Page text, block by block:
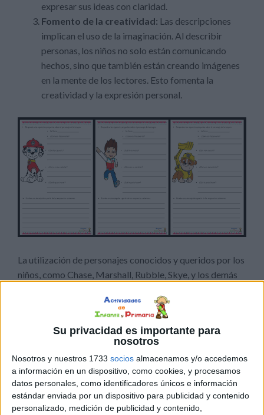
Su privacidad es importante para
nosotros
Nosotros y nuestros 1733 socios almacenamos y/o accedemos
a información en un dispositivo, como cookies, y procesamos
datos personales, como identificadores únicos e información
estándar enviada por un dispositivo para publicidad y contenido
personalizado, medición de publicidad y contenido,
expresar sus ideas con claridad.
Fomento de la creatividad: Las descripciones
implican el uso de la imaginación. Al describir
personas, los niños no solo están comunicando
hechos, sino que también están creando imágenes
en la mente de los lectores. Esto fomenta la
creatividad y la expresión personal.
La utilización de personajes conocidos y queridos por los
niños, como Chase, Marshall, Rubble, Skye, y los demás
inmediato y emocional que puede ayudar en la enseñanza
de habilidades lingüísticas y de comunicación. Los
beneficios de esta conexión incluyen:
1.Motivación e interés:Los niños se sienten más
motivados para participar en actividades de lectura y
escritura cuando involucran a personajes que les
encantan. Los personajes de la Patrulla Canina son